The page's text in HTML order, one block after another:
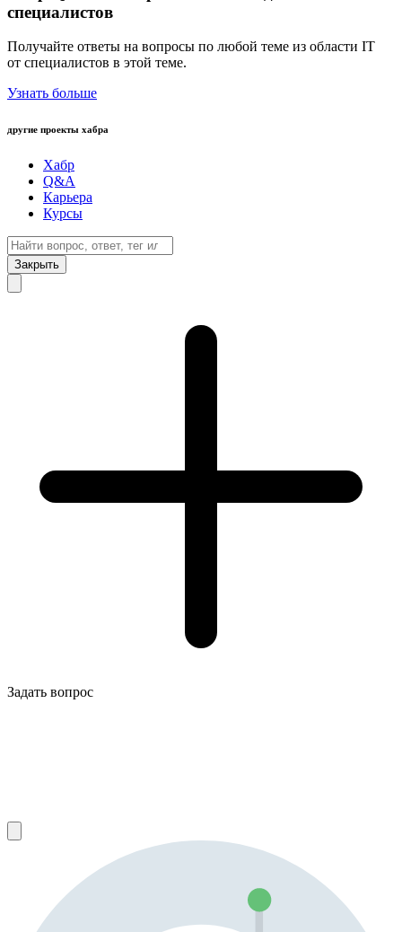
специалистов
Получайте ответы на вопросы по любой теме из области IT
от специалистов в этой теме.
Узнать больше
другие проекты хабра
Хабр
Q&A
Карьера
Курсы
Закрыть
Задать вопрос